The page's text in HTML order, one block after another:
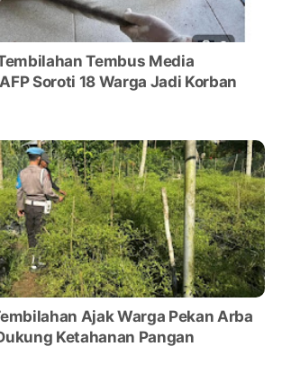
Tembus Media
Soroti 18 Warga Jadi Korban
Ajak Warga Pekan Arba
Ketahanan Pangan